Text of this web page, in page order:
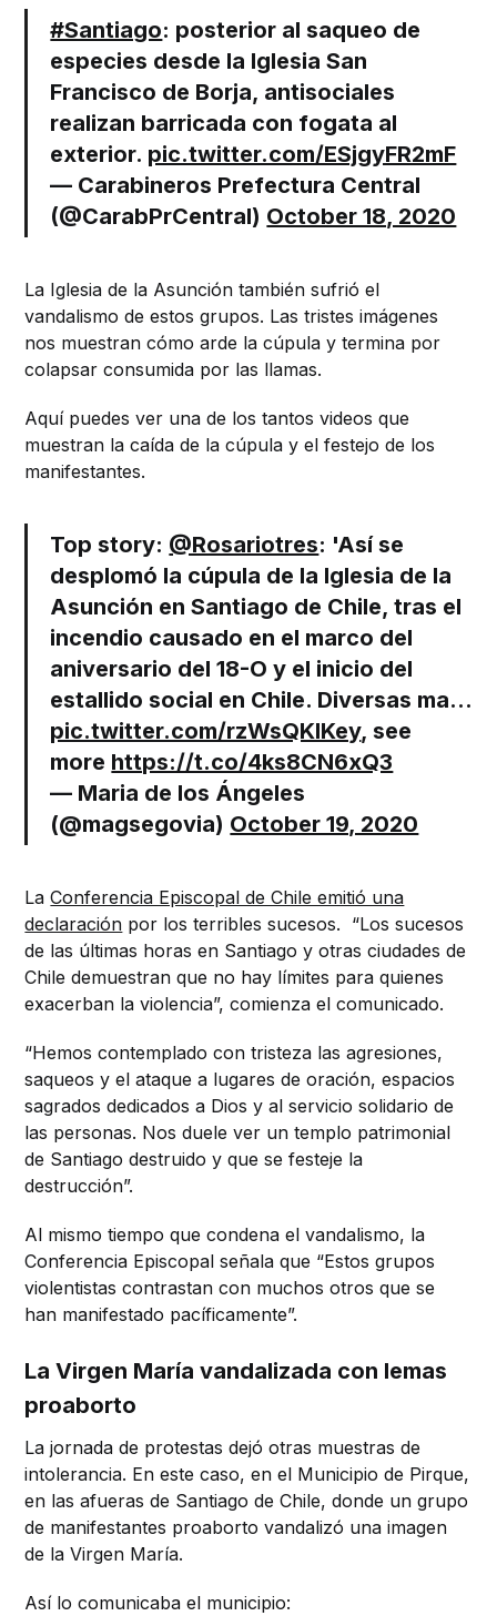
#Santiago: posterior al saqueo de
especies desde la Iglesia San
Francisco de Borja, antisociales
realizan barricada con fogata al
exterior. pic.twitter.com/ESjgyFR2mF
— Carabineros Prefectura Central
(@CarabPrCentral) October 18, 2020
La Iglesia de la Asunción también sufrió el
vandalismo de estos grupos. Las tristes imágenes
nos muestran cómo arde la cúpula y termina por
colapsar consumida por las llamas.
Aquí puedes ver una de los tantos videos que
muestran la caída de la cúpula y el festejo de los
manifestantes.
Top story: @Rosariotres: 'Así se
desplomó la cúpula de la Iglesia de la
Asunción en Santiago de Chile, tras el
incendio causado en el marco del
aniversario del 18-O y el inicio del
estallido social en Chile. Diversas ma…
pic.twitter.com/rzWsQKlKey, see
more https://t.co/4ks8CN6xQ3
— Maria de los Ángeles
(@magsegovia) October 19, 2020
LaConferencia Episcopal de Chile emitió una
declaración por los terribles sucesos. “Los sucesos
de las últimas horas en Santiago y otras ciudades de
Chile demuestran que no hay límites para quienes
exacerban la violencia”, comienza el comunicado.
“Hemos contemplado con tristeza las agresiones,
saqueos y el ataque a lugares de oración, espacios
sagrados dedicados a Dios y al servicio solidario de
las personas. Nos duele ver un templo patrimonial
de Santiago destruido y que se festeje la
destrucción”.
Al mismo tiempo que condena el vandalismo, la
Conferencia Episcopal señala que “Estos grupos
violentistas contrastan con muchos otros que se
han manifestado pacíficamente”.
La Virgen María vandalizada con lemas
proaborto
La jornada de protestas dejó otras muestras de
intolerancia. En este caso, en el Municipio de Pirque,
en las afueras de Santiago de Chile, donde un grupo
de manifestantes proaborto vandalizó una imagen
de la Virgen María.
Así lo comunicaba el municipio: